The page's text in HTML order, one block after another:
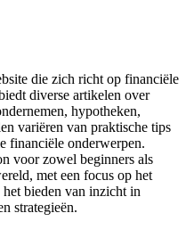
die zich richt op financiële
diverse artikelen over
hypotheken,
variëren van praktische tips
financiële onderwerpen.
voor zowel beginners als
met een focus op het
bieden van inzicht in
strategieën.